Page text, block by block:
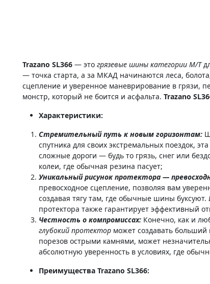
Trazano SL366 — это грязевые шины категории M/T
— точка старта, а за МКАД начинаются леса,
сцепление и уверенное маневрирование в грязи,
монстр, который не боится и асфальта. Trazano
Характеристики:
Стремительный путь к новым горизонтам:
спутника для своих экстремальных поездок,
сложные дороги — будь то грязь, снег или
колеи, где обычная резина пасует;
Уникальный рисунок протектора —
превосходное сцепление, позволяя вам
создавая тягу там, где обычные шины буксуют.
протектора также гарантирует эффективный
Честность о компромиссах: Конечно, как и
глубокий протектор может создавать
порезов острыми камнями, может
абсолютную уверенность в условиях, где
Преимущества Trazano SL366: